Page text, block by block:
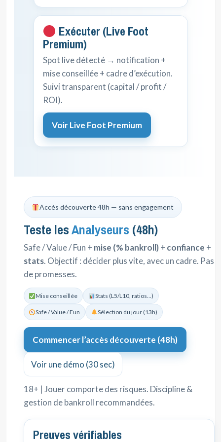
Exécuter (Live Foot
Premium)
Spot live détecté → notification +
mise conseillée + cadre d’exécution.
Suivi transparent (capital / profit /
ROI).
Voir Live Foot Premium
Accès découverte 48h — sans engagement
Teste lesAnalyseurs (48h)
Safe / Value / Fun + mise (% bankroll)+ confiance +
stats. Objectif : décider plus vite, avec un cadre. Pas
de promesses.
Mise conseillée Stats (L5/L10, ratios…)
Safe / Value / Fun Sélection du jour (13h)
Commencer l’accès découverte (48h)
Voir une démo (30 sec)
18+ | Jouer comporte des risques. Discipline &
gestion de bankroll recommandées.
Preuves vérifiables